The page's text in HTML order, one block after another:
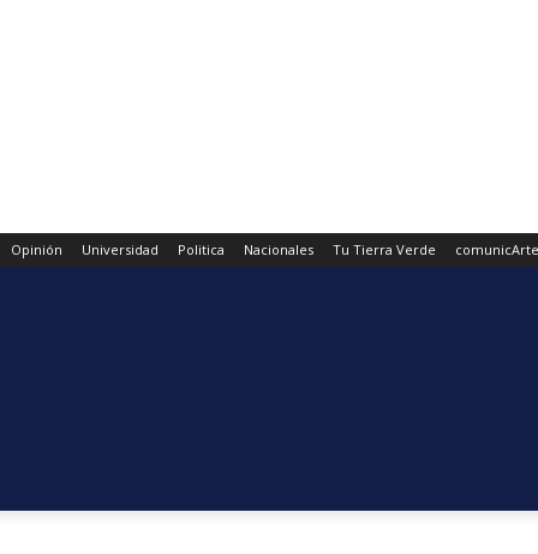
Opinión Universidad Politica Nacionales Tu Tierra Verde comunicArte